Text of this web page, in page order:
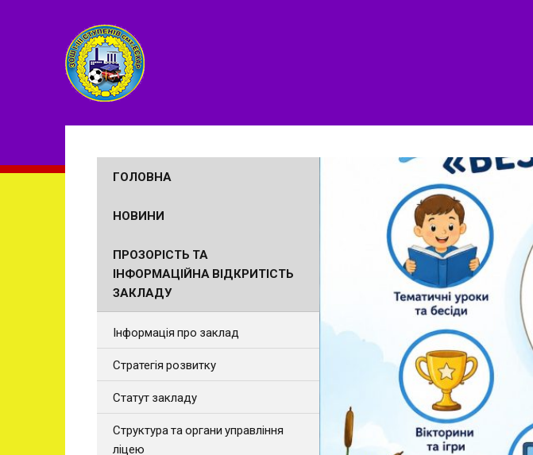
ГОЛОВНА
НОВИНИ
ПРОЗОРІСТЬ ТА
ІНФОРМАЦІЙНА ВІДКРИТІСТЬ
ЗАКЛАДУ
Інформація про заклад
Стратегія розвитку
Статут закладу
Структура та органи управління
ліцею